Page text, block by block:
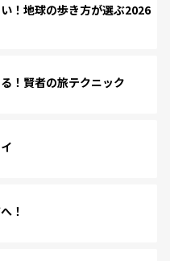
！地球の歩き方が選ぶ2026
！賢者の旅テクニック
！